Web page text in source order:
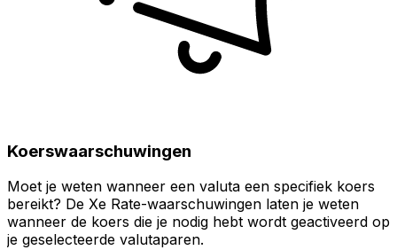
Koerswaarschuwingen
Moet je weten wanneer een valuta een specifiek koers
bereikt? De Xe Rate-waarschuwingen laten je weten
wanneer de koers die je nodig hebt wordt geactiveerd op
je geselecteerde valutaparen.